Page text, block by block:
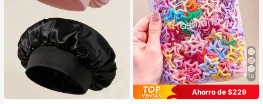
16
Ahorro de $229
#1 Más vendidos
en Casual Accesorios para el cabello de las mujere